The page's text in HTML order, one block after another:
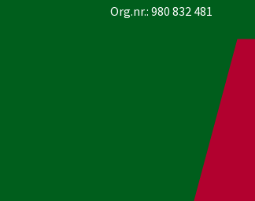
Org.nr.: 980 832 481